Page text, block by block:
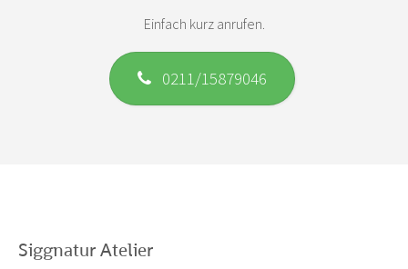
Einfach kurz anrufen.
0211/15879046
Siggnatur Atelier